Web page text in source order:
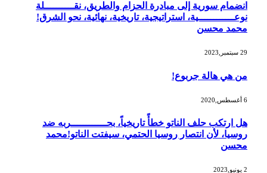
انضمام سورية إلى مبادرة الحزام والطريق، نقــــــــــلة
نوعــــــــــــية، استراتيجية، تاريخية، نهائية، نحو الشرق!
محمد محسن
29 سبتمبر,2023
من هي هالة جربوع!
هل ارتكب حلف الناتو خطأً تاريخياً، بحــــــــــــربه ضد
روسيا، لأن انتصار روسيا الحتمي، سيفتت الناتو!محمد
محسن